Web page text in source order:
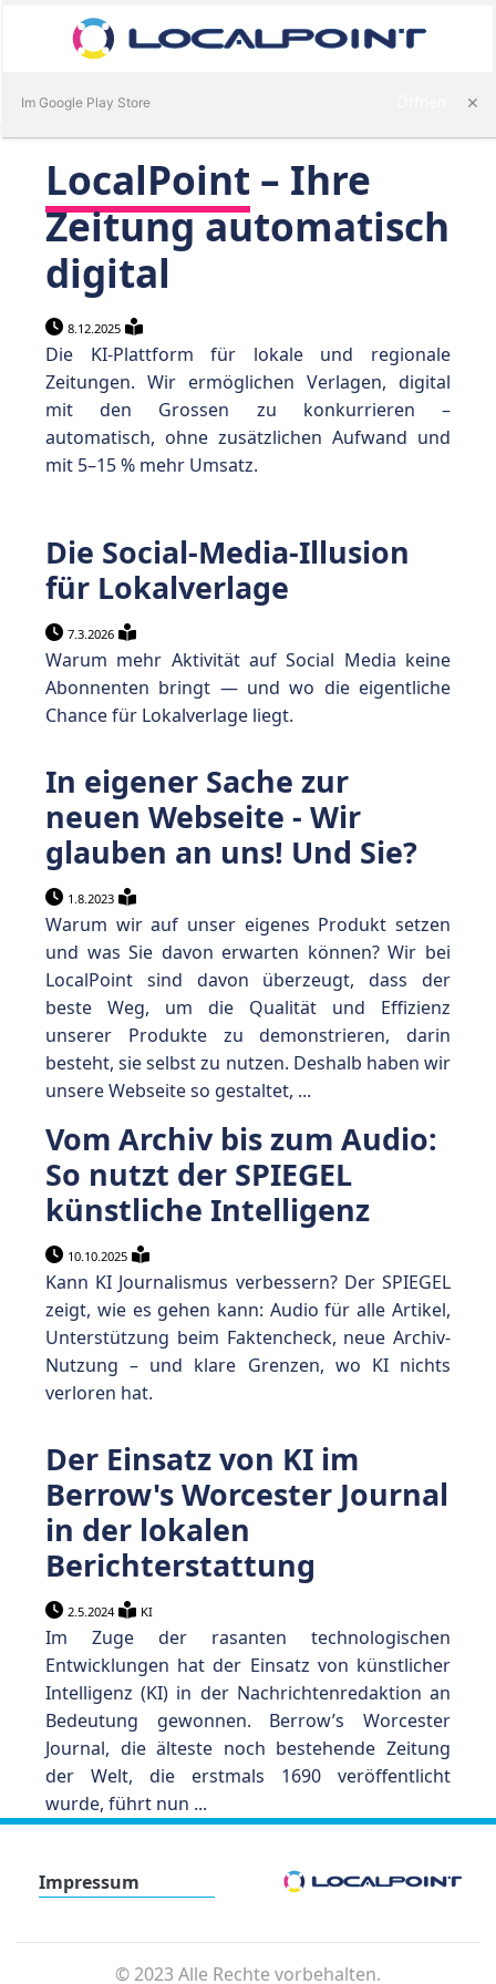
Anmelden
LocalPoint – Ihre
Zeitung automatisch
digital
8.12.2025
Die KI-Plattform für lokale und regionale
Zeitungen. Wir ermöglichen Verlagen, digital
mit den Grossen zu konkurrieren –
automatisch, ohne zusätzlichen Aufwand und
mit 5–15 % mehr Umsatz.
Die Social-Media-Illusion
für Lokalverlage
7.3.2026
Warum mehr Aktivität auf Social Media keine
Abonnenten bringt — und wo die eigentliche
Chance für Lokalverlage liegt.
In eigener Sache zur
neuen Webseite - Wir
glauben an uns! Und Sie?
1.8.2023
Warum wir auf unser eigenes Produkt setzen
und was Sie davon erwarten können? Wir bei
LocalPoint sind davon überzeugt, dass der
beste Weg, um die Qualität und Effizienz
unserer Produkte zu demonstrieren, darin
besteht, sie selbst zu nutzen. Deshalb haben wir
unsere Webseite so gestaltet, ...
Vom Archiv bis zum Audio:
So nutzt der SPIEGEL
künstliche Intelligenz
10.10.2025
Kann KI Journalismus verbessern? Der SPIEGEL
zeigt, wie es gehen kann: Audio für alle Artikel,
Unterstützung beim Faktencheck, neue Archiv-
Nutzung – und klare Grenzen, wo KI nichts
verloren hat.
Der Einsatz von KI im
Berrow's Worcester Journal
in der lokalen
Berichterstattung
2.5.2024 KI
Im Zuge der rasanten technologischen
Entwicklungen hat der Einsatz von künstlicher
Intelligenz (KI) in der Nachrichtenredaktion an
Bedeutung gewonnen. Berrow’s Worcester
Journal, die älteste noch bestehende Zeitung
der Welt, die erstmals 1690 veröffentlicht
wurde, führt nun ...
Impressum
©2023 Alle Rechte vorbehalten.
Im Google Play Store ×